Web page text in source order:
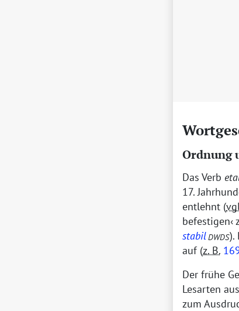
Ordnung
Das Verb
17.
entlehnt (
befestigen
stabilDWDS).
auf (z. B.
Der frühe
Lesarten
zum